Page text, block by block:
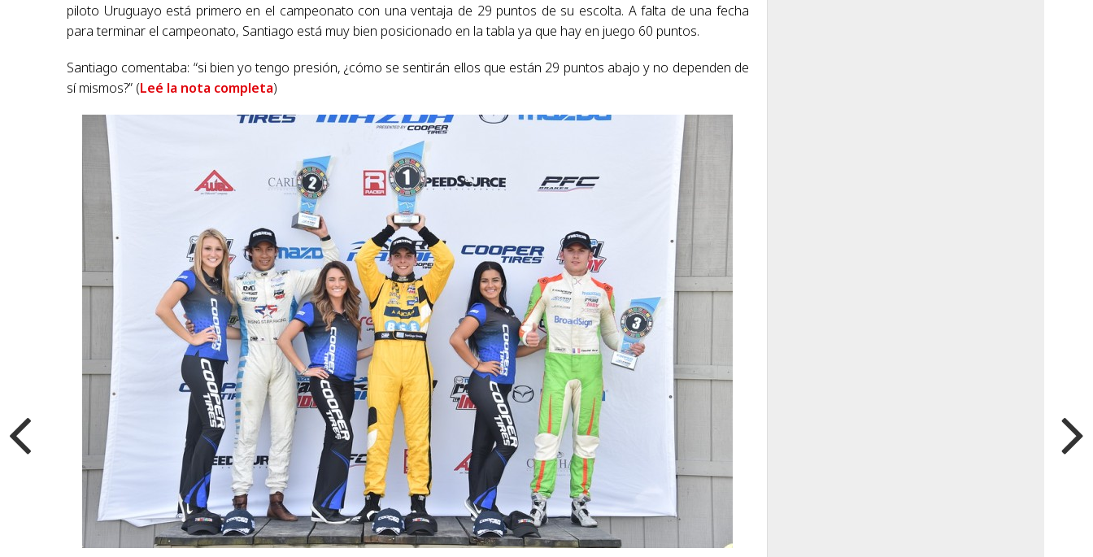
piloto Uruguayo está primero en el campeonato con una ventaja de 29 puntos de su escolta. A falta de una fecha
para terminar el campeonato, Santiago está muy bien posicionado en la tabla ya que hay en juego 60 puntos.
Santiago comentaba: “si bien yo tengo presión, ¿cómo se sentirán ellos que están 29 puntos abajo y no dependen de
sí mismos?” (Leé la nota completa)